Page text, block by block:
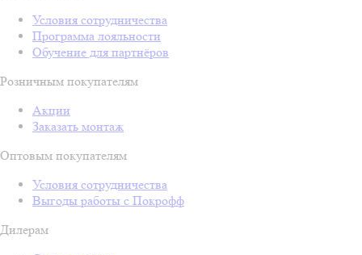
Условия сотрудничества
Программа лояльности
Обучение для партнёров
Розничным покупателям
Акции
Заказать монтаж
Оптовым покупателям
Условия сотрудничества
Выгоды работы с Покрофф
Дилерам